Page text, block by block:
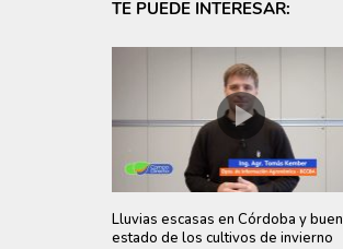
TE PUEDE INTERESAR:
Lluvias escasas en Córdoba y buen
estado de los cultivos de invierno